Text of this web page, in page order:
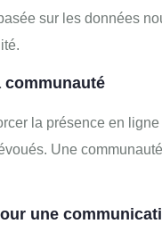
sur les données
communauté
la présence en
Une
une